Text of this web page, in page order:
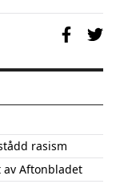
rasism
av Aftonbladet